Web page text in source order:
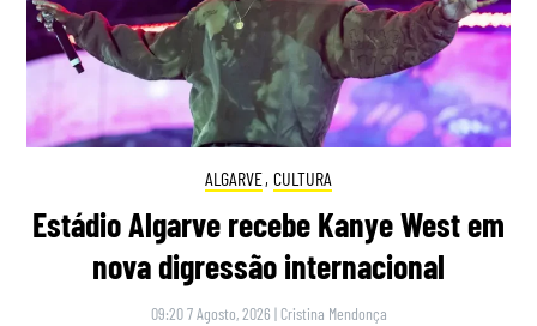
ALGARVE, CULTURA
Estádio Algarve recebe Kanye West em
nova digressão internacional
09:20 7 Agosto, 2026 | Cristina Mendonça